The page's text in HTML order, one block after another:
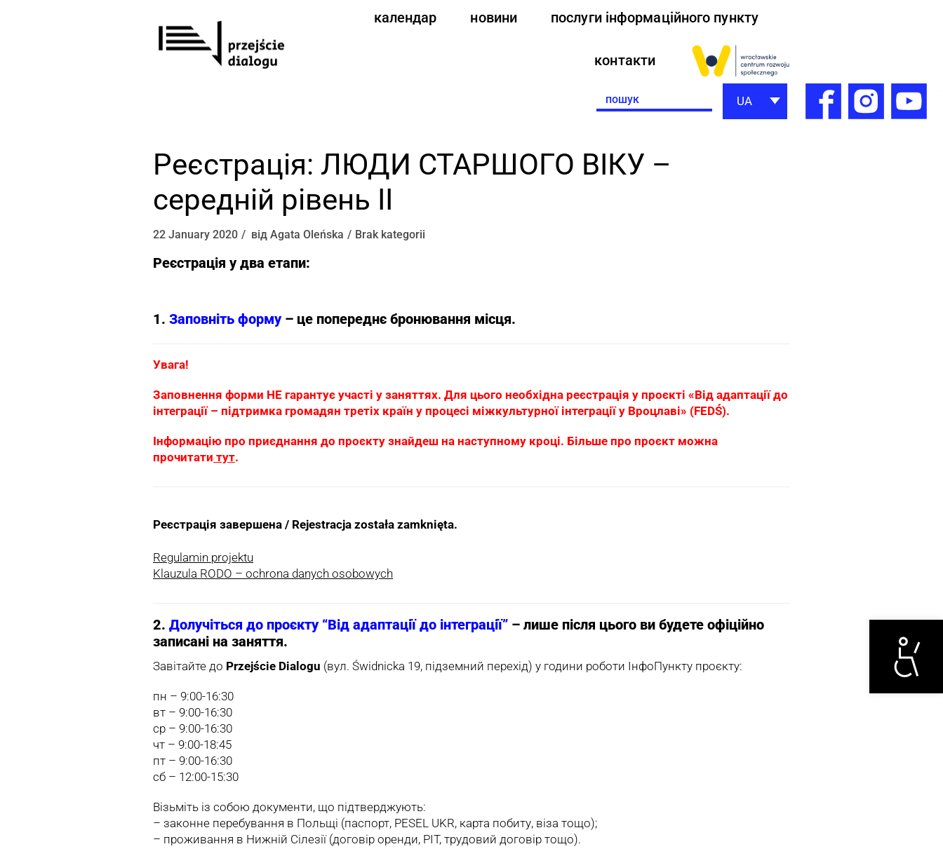
Otwórz
календар новини послуги інформаційного пункту
контакти
Search
for:
UA
Реєстрація: ЛЮДИ СТАРШОГО ВІКУ –
середній рівень II
22 January 2020 від Agata Oleńska Brak kategorii
Реєстрація у два етапи:
1. Заповніть форму – це попереднє бронювання місця.
Увага!
Заповнення форми НЕ гарантує участі у заняттях. Для цього необхідна реєстрація у проєкті «Від адаптації до
інтеграції – підтримка громадян третіх країн у процесі міжкультурної інтеграції у Вроцлаві» (FEDŚ).
Інформацію про приєднання до проєкту знайдеш на наступному кроці. Більше про проєкт можна
прочитати тут.
Реєстрація завершена / Rejestracja została zamknięta.
Regulamin projektu
Klauzula RODO – ochrona danych osobowych
2. Долучіться до проєкту “Від адаптації до інтеграції” – лише після цього ви будете офіційно
записані на заняття.
Завітайте до Przejście Dialogu (вул. Świdnicka 19, підземний перехід) у години роботи ІнфоПункту проєкту:
пн – 9:00-16:30
вт – 9:00-16:30
ср – 9:00-16:30
чт – 9:00-18:45
пт – 9:00-16:30
сб – 12:00-15:30
Візьміть із собою документи, що підтверджують:
– законне перебування в Польщі (паспорт, PESEL UKR, карта побиту, віза тощо);
– проживання в Нижній Сілезії (договір оренди, PIT, трудовий договір тощо).